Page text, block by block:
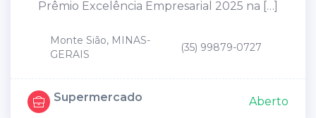
Prêmio Excelência Empresarial 2025 na […]
Monte Sião, MINAS-
GERAIS
(35) 99879-0727
Supermercado Aberto